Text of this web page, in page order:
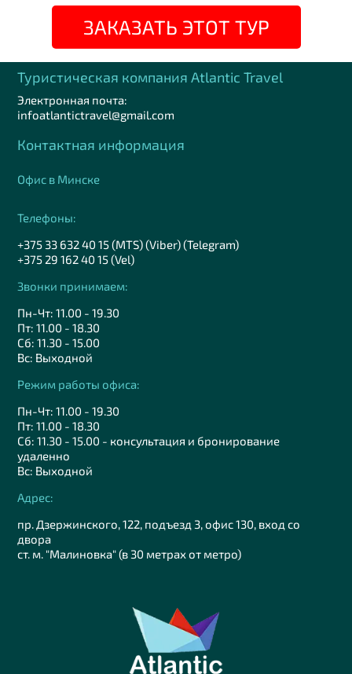
ЗАКАЗАТЬ ЭТОТ ТУР
Туристическая компания Аtlantic Travel
Электронная почта:
infoatlantictravel@gmail.com
Контактная информация
Офис в Минске
Телефоны:
+375 33 632 40 15 (MTS) (Viber) (Telegram)
+375 29 162 40 15 (Vel)
Звонки принимаем:
Пн-Чт: 11.00 - 19.30
Пт: 11.00 - 18.30
Сб: 11.30 - 15.00
Вс: Выходной
Режим работы офиса:
Пн-Чт: 11.00 - 19.30
Пт: 11.00 - 18.30
Сб: 11.30 - 15.00 - консультация и бронирование
удаленно
Вс: Выходной
Адрес:
пр. Дзержинского, 122, подъезд 3, офис 130, вход со
двора
ст. м. "Малиновка" (в 30 метрах от метро)